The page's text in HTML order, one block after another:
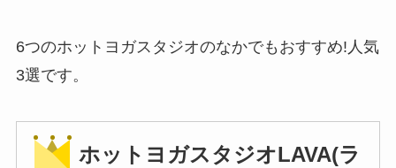
6つのホットヨガスタジオのなかでもおすすめ!人気
3選です。
ホットヨガスタジオLAVA(ラ